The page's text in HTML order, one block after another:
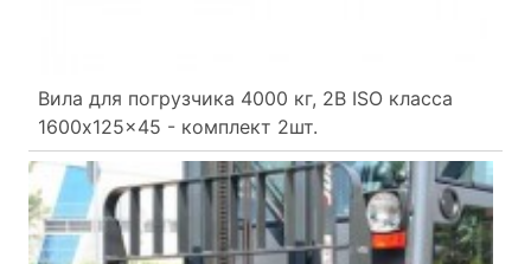
Вила для погрузчика 4000 кг, 2B ISO класса
1600x125x45 - комплект 2шт.